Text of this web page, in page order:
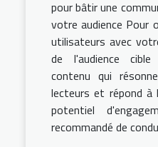
pour bâtir une
votre audience Pour
utilisateurs avec
de l'audience
contenu qui
lecteurs et répond à
potentiel
recommandé de